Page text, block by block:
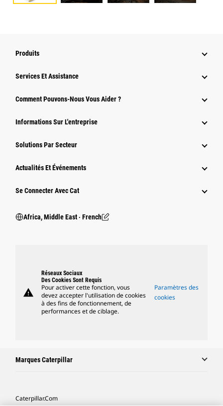
Produits
Services Et Assistance
Comment Pouvons-Nous Vous Aider ?
Informations Sur L'entreprise
Solutions Par Secteur
Actualités Et Événements
Se Connecter Avec Cat
Africa, Middle East ‧ French
warning
Réseaux Sociaux
Des Cookies Sont Requis
Pour activer cette fonction, vous
devez accepter l'utilisation de cookies
à des fins de fonctionnement, de
performances et de ciblage.
Paramètres des
cookies
Marques Caterpillar
Caterpillar.com